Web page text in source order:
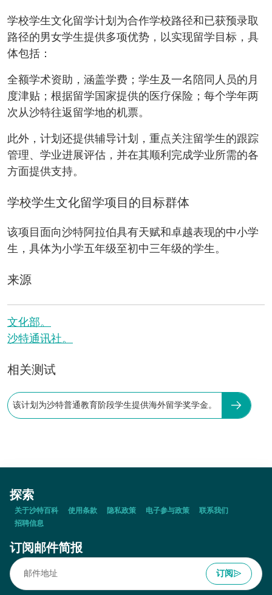
学校学生文化留学计划为合作学校路径和已获预录取
路径的男女学生提供多项优势，以实现留学目标，具
体包括：
全额学术资助，涵盖学费；学生及一名陪同人员的月
度津贴；根据留学国家提供的医疗保险；每个学年两
次从沙特往返留学地的机票。
此外，计划还提供辅导计划，重点关注留学生的跟踪
管理、学业进展评估，并在其顺利完成学业所需的各
方面提供支持。
学校学生文化留学项目的目标群体
该项目面向沙特阿拉伯具有天赋和卓越表现的中小学
生，具体为小学五年级至初中三年级的学生。
来源
文化部。
沙特通讯社。
相关测试
该计划为沙特普通教育阶段学生提供海外留学奖学金。
探索
关于沙特百科 使用条款 隐私政策 电子参与政策
联系我们
招聘信息
订阅邮件简报
订阅